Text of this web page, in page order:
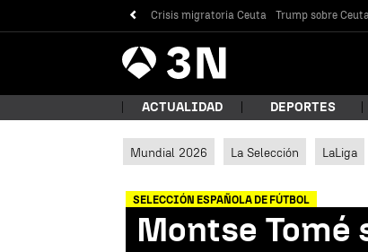
Crisis migratoria Ceuta Trump sobre Ceuta
Antena
3 Noticias
ACTUALIDAD DEPORTES
Mundial 2026 La Selección LaLiga
SELECCIÓN ESPAÑOLA DE FÚTBOL
Montse